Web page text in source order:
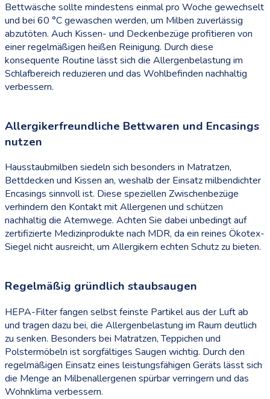
Bettwäsche sollte mindestens einmal pro Woche gewechselt
und bei 60 °C gewaschen werden, um Milben zuverlässig
abzutöten. Auch Kissen- und Deckenbezüge profitieren von
einer regelmäßigen heißen Reinigung. Durch diese
konsequente Routine lässt sich die Allergenbelastung im
Schlafbereich reduzieren und das Wohlbefinden nachhaltig
verbessern.
Allergikerfreundliche Bettwaren und Encasings
nutzen
Hausstaubmilben siedeln sich besonders in Matratzen,
Bettdecken und Kissen an, weshalb der Einsatz milbendichter
Encasings sinnvoll ist. Diese speziellen Zwischenbezüge
verhindern den Kontakt mit Allergenen und schützen
nachhaltig die Atemwege. Achten Sie dabei unbedingt auf
zertifizierte Medizinprodukte nach MDR, da ein reines Ökotex-
Siegel nicht ausreicht, um Allergikern echten Schutz zu bieten.
Regelmäßig gründlich staubsaugen
HEPA-Filter fangen selbst feinste Partikel aus der Luft ab
und tragen dazu bei, die Allergenbelastung im Raum deutlich
zu senken. Besonders bei Matratzen, Teppichen und
Polstermöbeln ist sorgfältiges Saugen wichtig. Durch den
regelmäßigen Einsatz eines leistungsfähigen Geräts lässt sich
die Menge an Milbenallergenen spürbar verringern und das
Wohnklima verbessern.